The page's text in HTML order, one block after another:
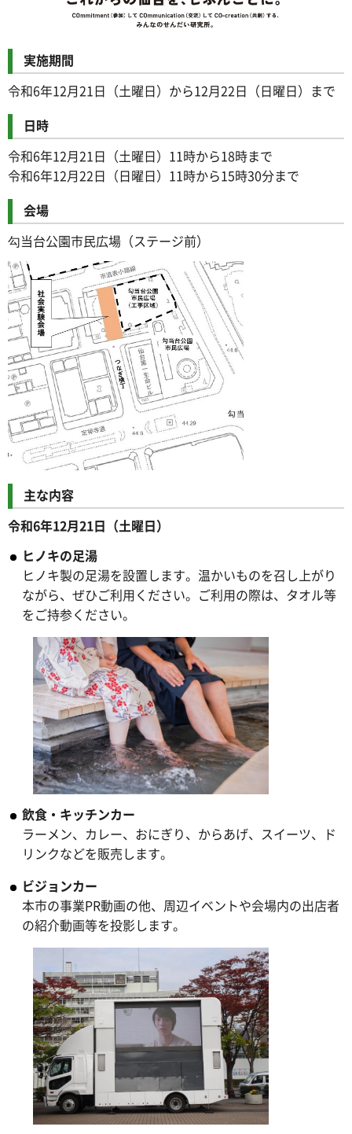
実施期間
令和6年12月21日（土曜日）から12月22日（日曜日）まで
日時
令和6年12月21日（土曜日）11時から18時まで
令和6年12月22日（日曜日）11時から15時30分まで
会場
勾当台公園市民広場（ステージ前）
主な内容
令和6年12月21日（土曜日）
ヒノキの足湯
ヒノキ製の足湯を設置します。温かいものを召し上がり
ながら、ぜひご利用ください。ご利用の際は、タオル等
をご持参ください。
飲食・キッチンカー
ラーメン、カレー、おにぎり、からあげ、スイーツ、ド
リンクなどを販売します。
ビジョンカー
本市の事業PR動画の他、周辺イベントや会場内の出店者
の紹介動画等を投影します。